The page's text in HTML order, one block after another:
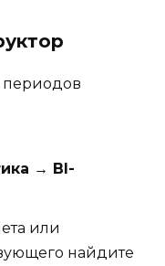
периодов
→ BI-
или
найдите